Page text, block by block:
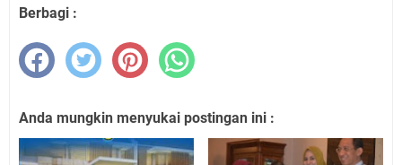
Berbagi :
Anda mungkin menyukai postingan ini :